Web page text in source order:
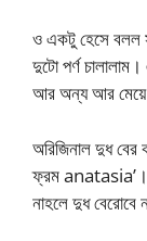
ও একটু হেসে বলল
দুটো পর্ণ
আর অন্য আর মেয়ে
অরিজিনাল দুধ বের
ফ্রম anatasia’।
নাহলে দুধ বেরোবে